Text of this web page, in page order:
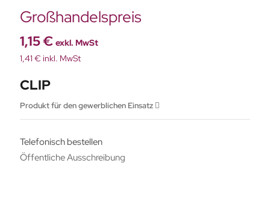
Großhandelspreis
1,15 € exkl. MwSt
1,41 € inkl. MwSt
CLIP
Produkt für den gewerblichen Einsatz
Telefonisch bestellen
Öffentliche Ausschreibung